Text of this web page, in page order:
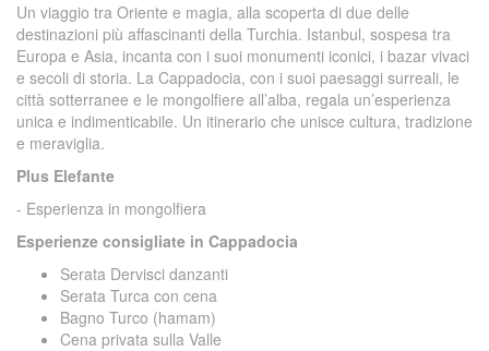
Un viaggio tra Oriente e magia, alla scoperta di due delle
destinazioni più affascinanti della Turchia. Istanbul, sospesa tra
Europa e Asia, incanta con i suoi monumenti iconici, i bazar vivaci
e secoli di storia. La Cappadocia, con i suoi paesaggi surreali, le
città sotterranee e le mongolfiere all’alba, regala un’esperienza
unica e indimenticabile. Un itinerario che unisce cultura, tradizione
e meraviglia.
Plus Elefante
- Esperienza in mongolfiera
Esperienze consigliate in Cappadocia
Serata Dervisci danzanti
Serata Turca con cena
Bagno Turco (hamam)
Cena privata sulla Valle